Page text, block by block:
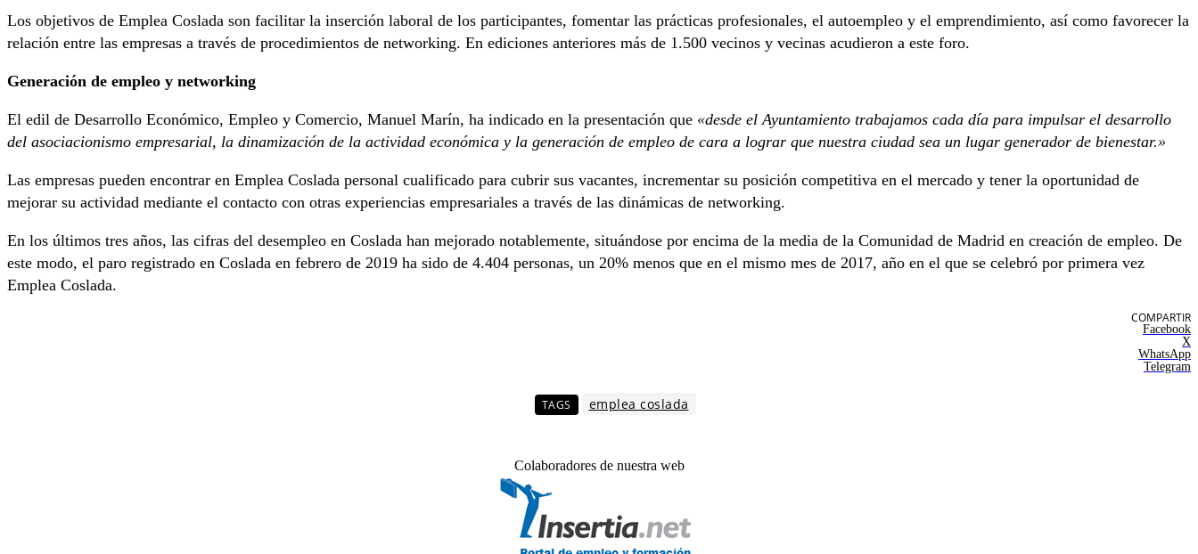
Los objetivos de Emplea Coslada son facilitar la inserción laboral de los participantes, fomentar las prácticas profesionales, el autoempleo y el emprendimiento, así como favorecer la
relación entre las empresas a través de procedimientos de networking. En ediciones anteriores más de 1.500 vecinos y vecinas acudieron a este foro.
Generación de empleo y networking
El edil de Desarrollo Económico, Empleo y Comercio, Manuel Marín, ha indicado en la presentación que «desde el Ayuntamiento trabajamos cada día para impulsar el desarrollo
del asociacionismo empresarial, la dinamización de la actividad económica y la generación de empleo de cara a lograr que nuestra ciudad sea un lugar generador de bienestar.»
Las empresas pueden encontrar en Emplea Coslada personal cualificado para cubrir sus vacantes, incrementar su posición competitiva en el mercado y tener la oportunidad de
mejorar su actividad mediante el contacto con otras experiencias empresariales a través de las dinámicas de networking.
En los últimos tres años, las cifras del desempleo en Coslada han mejorado notablemente, situándose por encima de la media de la Comunidad de Madrid en creación de empleo. De
este modo, el paro registrado en Coslada en febrero de 2019 ha sido de 4.404 personas, un 20% menos que en el mismo mes de 2017, año en el que se celebró por primera vez
Emplea Coslada.
COMPARTIR
Facebook
X
WhatsApp
Telegram
TAGS emplea coslada
Colaboradores de nuestra web